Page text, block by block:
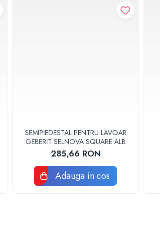
SEMIPIEDESTAL PENTRU LAVOAR
GEBERIT SELNOVA SQUARE ALB
285,66 RON
Adauga in cos